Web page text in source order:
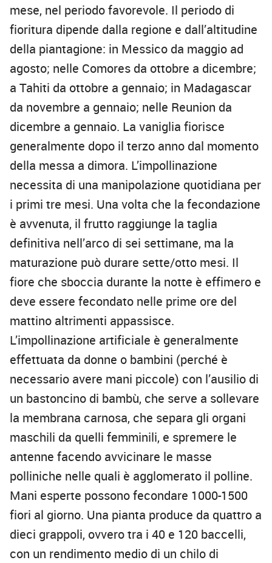
mese, nel periodo favorevole. Il periodo di
fioritura dipende dalla regione e dall’altitudine
della piantagione: in Messico da maggio ad
agosto; nelle Comores da ottobre a dicembre;
a Tahiti da ottobre a gennaio; in Madagascar
da novembre a gennaio; nelle Reunion da
dicembre a gennaio. La vaniglia fiorisce
generalmente dopo il terzo anno dal momento
della messa a dimora. L’impollinazione
necessita di una manipolazione quotidiana per
i primi tre mesi. Una volta che la fecondazione
è avvenuta, il frutto raggiunge la taglia
definitiva nell’arco di sei settimane, ma la
maturazione può durare sette/otto mesi. Il
fiore che sboccia durante la notte è effimero e
deve essere fecondato nelle prime ore del
mattino altrimenti appassisce.
L’impollinazione artificiale è generalmente
effettuata da donne o bambini (perché è
necessario avere mani piccole) con l’ausilio di
un bastoncino di bambù, che serve a sollevare
la membrana carnosa, che separa gli organi
maschili da quelli femminili, e spremere le
antenne facendo avvicinare le masse
polliniche nelle quali è agglomerato il polline.
Mani esperte possono fecondare 1000-1500
fiori al giorno. Una pianta produce da quattro a
dieci grappoli, ovvero tra i 40 e 120 baccelli,
con un rendimento medio di un chilo di